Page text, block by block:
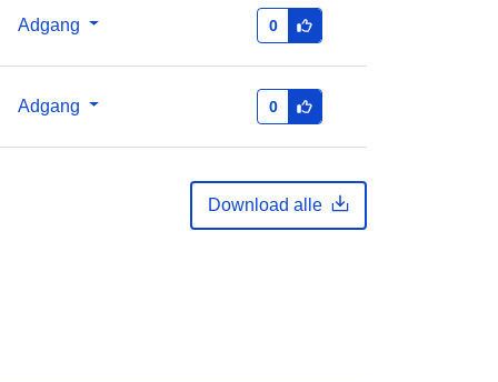
Adgang 0
Adgang 0
Download alle